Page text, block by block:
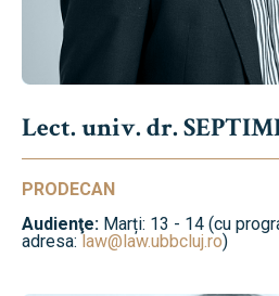
Lect. univ. dr.
PRODECAN
Audienţe: Marți: 13 - 14 (cu
adresa:law@law.ubbcluj.ro)